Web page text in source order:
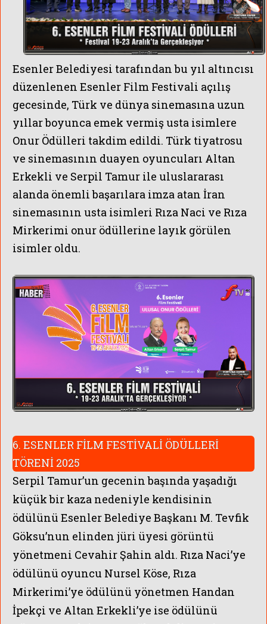
ÜNLÜLERİN
Esenler Belediyesi tarafından bu yıl altıncısı
düzenlenen Esenler Film Festivali açılış
gecesinde, Türk ve dünya sinemasına uzun
yıllar boyunca emek vermiş usta isimlere
Onur Ödülleri takdim edildi. Türk tiyatrosu
ve sinemasının duayen oyuncuları Altan
Erkekli ve Serpil Tamur ile uluslararası
alanda önemli başarılara imza atan İran
sinemasının usta isimleri Rıza Naci ve Rıza
Mirkerimi onur ödüllerine layık görülen
isimler oldu.
6. ESENLER FİLM FESTİVALİ ÖDÜLLERİ
TÖRENİ 2025
Serpil Tamur’un gecenin başında yaşadığı
küçük bir kaza nedeniyle kendisinin
ödülünü Esenler Belediye Başkanı M. Tevfik
Göksu’nun elinden jüri üyesi görüntü
yönetmeni Cevahir Şahin aldı. Rıza Naci’ye
ödülünü oyuncu Nursel Köse, Rıza
Mirkerimi’ye ödülünü yönetmen Handan
İpekçi ve Altan Erkekli’ye ise ödülünü